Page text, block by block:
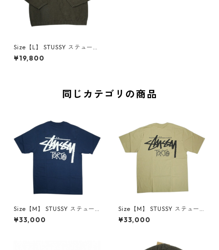
Size【L】 STUSSY ステューシ
ー 24SS Embroidered V-Nec
k Logo Sweater ニット 茶
¥19,800
同じカテゴリの商品
Size【M】 STUSSY ステュー
シー STOCK TOKYO TEE NAV
Y 東京限定Tシャツ 紺 【新古
¥33,000
Size【M】 STUSSY ステュー
シー STOCK TOKYO TEE KAH
KI 東京限定Tシャツ ベージュ
¥33,000